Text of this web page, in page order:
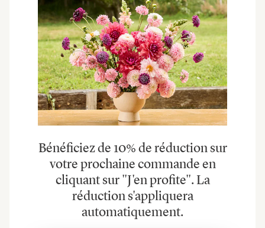
Bénéficiez de 10% de réduction sur
votre prochaine commande en
cliquant sur "J'en profite". La
réduction s'appliquera
automatiquement.